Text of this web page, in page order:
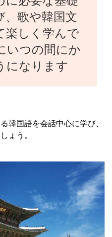
、歌や韓国文
楽しく学んで
いつの間にか
になります
韓国語を会話中心に学び、
ょう。